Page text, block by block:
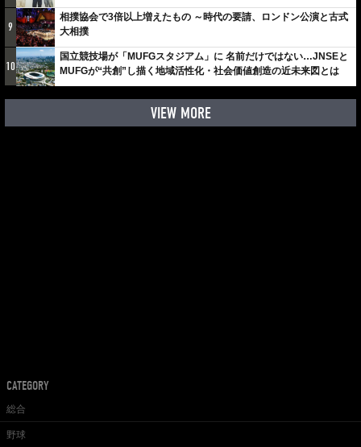
しみでしかないでしょ。川崎は、ずっと成長曲線だから」
9
相撲協会で3倍以上増えたもの ～時代の要請、ロンドン公演と古式
大相撲
10
国立競技場が「MUFGスタジアム」に 名前だけではない…JNSEと
MUFGが“共創”し描く地域活性化・社会価値創造の近未来図とは
VIEW MORE
CATEGORY
総合
野球